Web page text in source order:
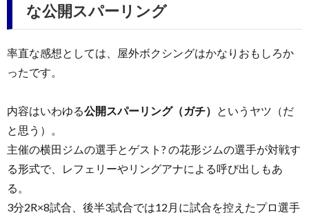
な公開スパーリング
率直な感想としては、屋外ボクシングはかなりおもしろか
ったです。
内容はいわゆる公開スパーリング（ガチ） というヤツ（だ
と思う）。
主催の横田ジムの選手とゲスト? の花形ジムの選手が対戦す
る形式で、レフェリーやリングアナによる呼び出しもあ
る。
3分2R×8試合、後半3試合では12月に試合を控えたプロ選手